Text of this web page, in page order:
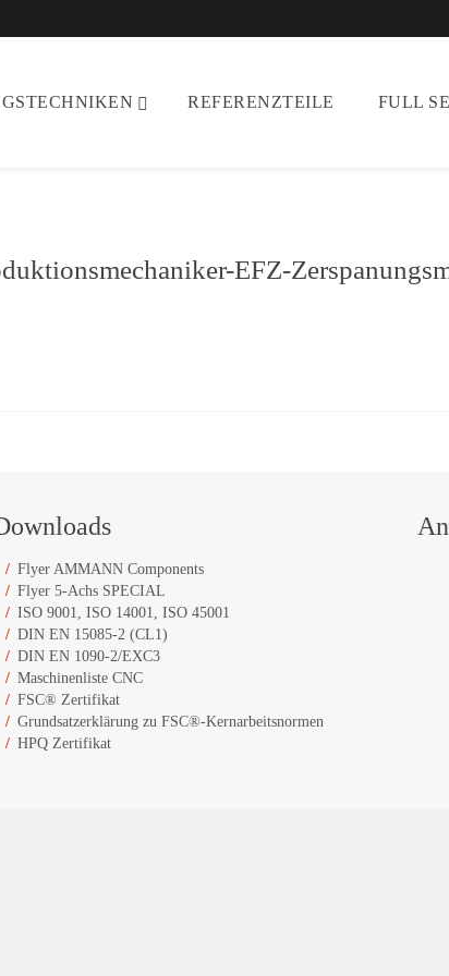
REFERENZTEILE FULL
EFZ-
Flyer AMMANN Components
Flyer 5-Achs SPECIAL
ISO 9001, ISO 14001, ISO 45001
DIN EN 15085-2 (CL1)
DIN EN 1090-2/EXC3
Maschinenliste CNC
FSC® Zertifikat
Grundsatzerklärung zu FSC®-Kernarbeitsnormen
HPQ Zertifikat